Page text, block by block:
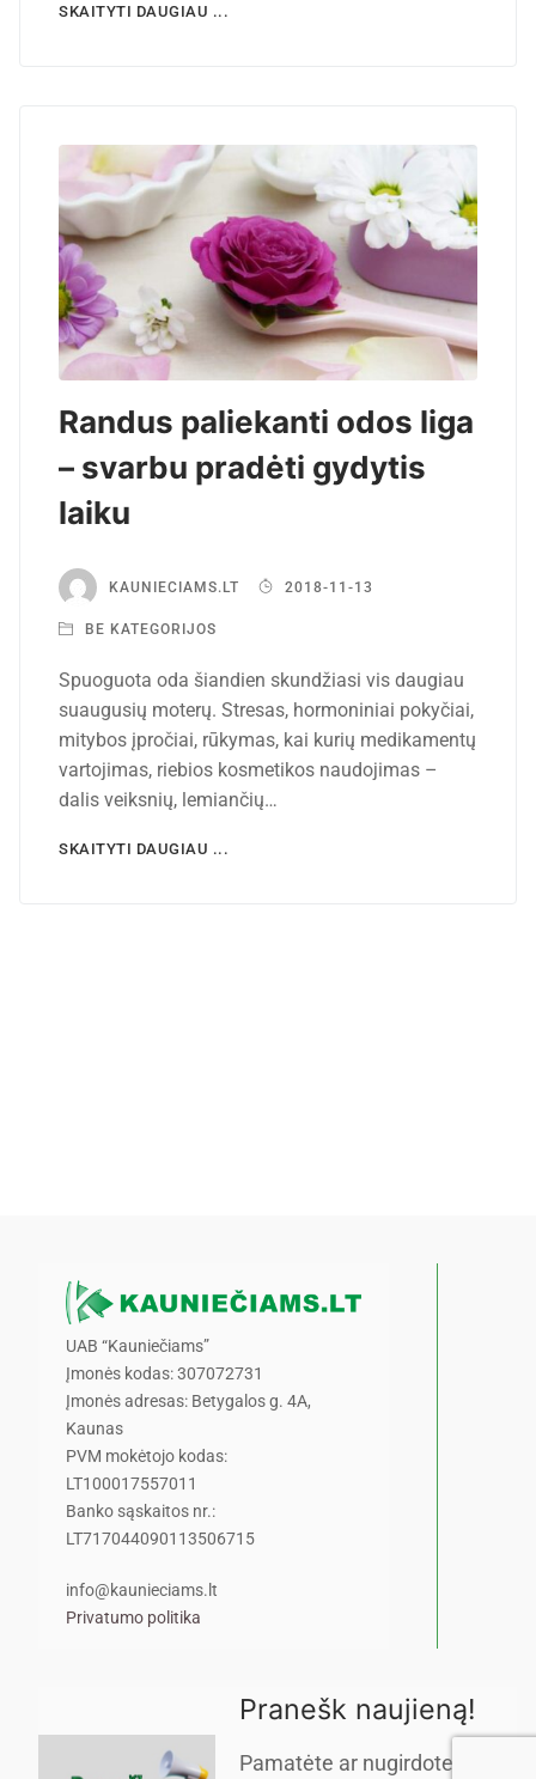
SKAITYTI DAUGIAU ...
Randus paliekanti odos liga
– svarbu pradėti gydytis
laiku
KAUNIECIAMS.LT 2018-11-13
BE KATEGORIJOS
Spuoguota oda šiandien skundžiasi vis daugiau
suaugusių moterų. Stresas, hormoniniai pokyčiai,
mitybos įpročiai, rūkymas, kai kurių medikamentų
vartojimas, riebios kosmetikos naudojimas –
dalis veiksnių, lemiančių…
SKAITYTI DAUGIAU ...
UAB “Kauniečiams”
Įmonės kodas: 307072731
Įmonės adresas: Betygalos g. 4A,
Kaunas
PVM mokėtojo kodas:
LT100017557011
Banko sąskaitos nr.:
LT717044090113506715
info@kaunieciams.lt
Privatumo politika
Pranešk naujieną!
Pamatėte ar nugirdote kažką